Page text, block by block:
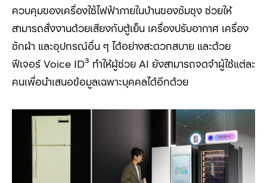
ควบคุมของเครื่องใช้ไฟฟ้าภายในบ้านของซัมซุง ช่วยให้
สามารถสั่งงานด้วยเสียงกับตู้เย็น เครื่องปรับอากาศ เครื่อง
ซักผ้า และอุปกรณ์อื่น ๆ ได้อย่างสะดวกสบาย และด้วย
ฟีเจอร์Voice ID³ ทำให้ผู้ช่วย AI ยังสามารถจดจำผู้ใช้แต่ละ
คนเพื่อนำเสนอข้อมูลเฉพาะบุคคลได้อีกด้วย